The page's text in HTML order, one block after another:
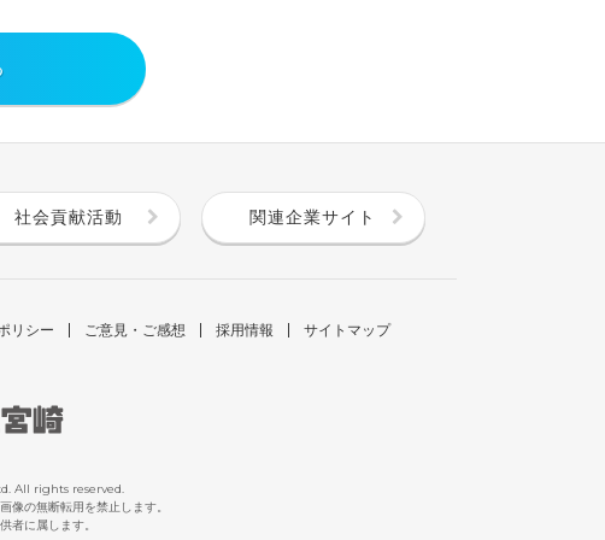
社会貢献活動 関連企業サイト
リシー ご意見・ご感想 採用情報 サイトマップ
All rights reserved.
像の無断転用を禁止します。
者に属します。